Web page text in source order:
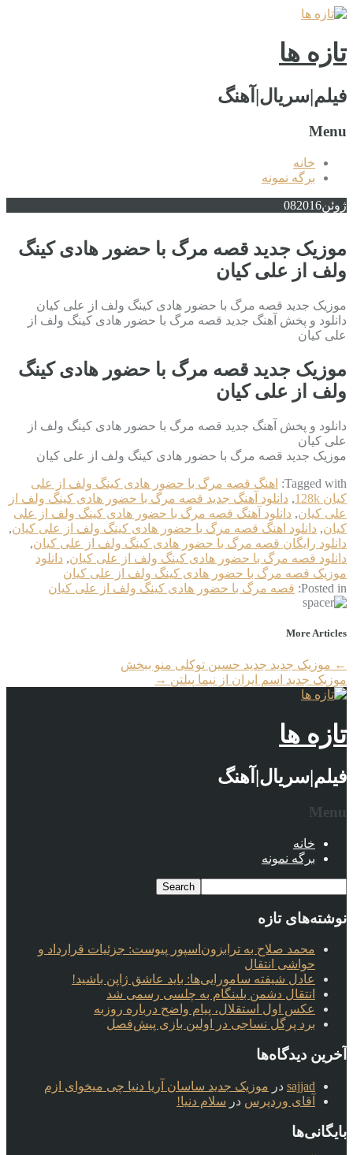
تازه ها
فیلم|سریال|آهنگ
Menu
خانه
برگه نمونه
ژوئن 082016
موزیک جدید قصه مرگ با حضور هادی کینگ
ولف از علی کیان
موزیک جدید قصه مرگ با حضور هادی کینگ ولف از علی کیان
دانلود و پخش آهنگ جدید قصه مرگ با حضور هادی کینگ ولف از
علی کیان
موزیک جدید قصه مرگ با حضور هادی کینگ
ولف از علی کیان
دانلود و پخش آهنگ جدید قصه مرگ با حضور هادی کینگ ولف از
علی کیان
موزیک جدید قصه مرگ با حضور هادی کینگ ولف از علی کیان
Tagged with:
اهنگ قصه مرگ با حضور هادی کینگ ولف از علی
کیان 128k
, دانلود آهنگ جدید قصه مرگ با حضور هادی کینگ ولف از
علی کیان, دانلود آهنگ قصه مرگ با حضور هادی کینگ ولف از علی
کیان, دانلود اهنگ قصه مرگ با حضور هادی کینگ ولف از علی کیان,
دانلود رایگان قصه مرگ با حضور هادی کینگ ولف از علی کیان,
دانلود قصه مرگ با حضور هادی کینگ ولف از علی کیان, دانلود
موزیک قصه مرگ با حضور هادی کینگ ولف از علی کیان
Posted in: قصه مرگ با حضور هادی کینگ ولف از علی کیان
More Articles
← موزیک جدید جديد حسین توکلی منو ببخش
موزیک جدید اسم ایران از نیما پیلتن →
تازه ها
فیلم|سریال|آهنگ
Menu
خانه
برگه نمونه
نوشته‌های تازه
محمد صلاح به ترابزون‌اسپور پیوست: جزئیات قرارداد و
حواشی انتقال
عادل شیفته سامورایی‌ها: باید عاشق ژاپن باشید!
انتقال دشمن بلینگام به چلسی رسمی شد
عکس اول استقلال، پیام واضح درباره روزبه
برد پرگل نساجی در اولین بازی پیش‌فصل
آخرین دیدگاه‌ها
sajjad در موزیک جدید ساسان آریا دنیا چی میخوای ازم
آقای وردپرس در سلام دنیا!
بایگانی‌ها